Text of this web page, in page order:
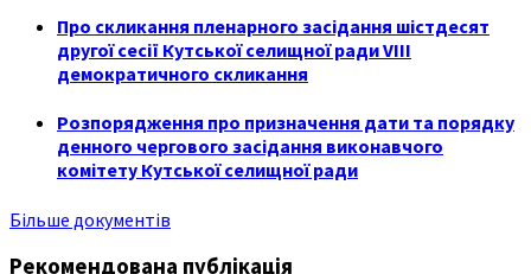
Про скликання пленарного засідання шістдесят
другої сесії Кутської селищної ради VIII
демократичного скликання
Розпорядження про призначення дати та порядку
денного чергового засідання виконавчого
комітету Кутської селищної ради
Більше документів
Рекомендована публікація